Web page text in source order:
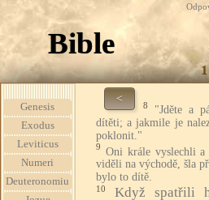
Bible
1
Genesis
Exodus
Leviticus
Numeri
Deuteronomiu
<
8
"Jděte a
dítěti; a jakmile je
poklonit."
9 Oni krále vyslechli a
viděli na východě, šla
bylo to dítě.
10
Když spatřili